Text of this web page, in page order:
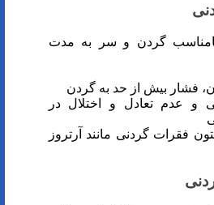
گردن و سر به مدت
فشار بیش از حد به گردن
عدم تعادل و اختلال در
فقرات گردنی مانند آرتروز